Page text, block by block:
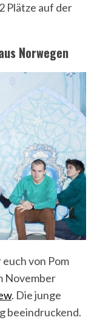
Plätze auf der
Norwegen
von Pom
November
. Die junge
beeindruckend.